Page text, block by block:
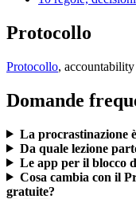
Protocollo
Protocollo,
Domande
La procrastinazione
Da quale lezione
Le app per il blocco
Cosa cambia con il
gratuite?